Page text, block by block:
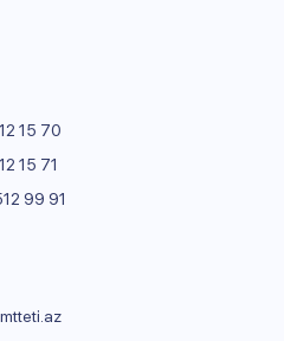
15 70
15 71
99 91